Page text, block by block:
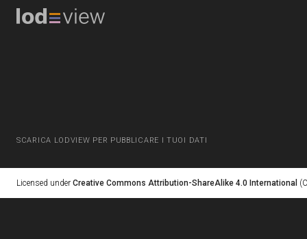
SCARICA LODVIEW PER PUBBLICARE I TUOI DATI
Licensed under Creative Commons Attribution-ShareAlike 4.0 International